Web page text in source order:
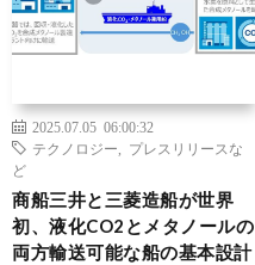
2025.07.05 06:00:32
テクノロジー
プレスリリースな
ど
商船三井と三菱造船が世界
初、液化CO2とメタノールの
両方輸送可能な船の基本設計